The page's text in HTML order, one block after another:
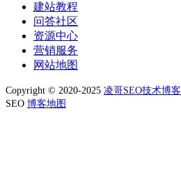
建站教程
问答社区
资源中心
营销服务
网站地图
Copyright © 2020-2025 凌哥SEO技术博客
SEO 博客地图